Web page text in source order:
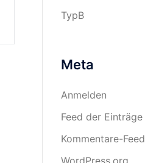
TypB
Meta
Anmelden
Feed der Einträge
Kommentare-Feed
WordPress.org